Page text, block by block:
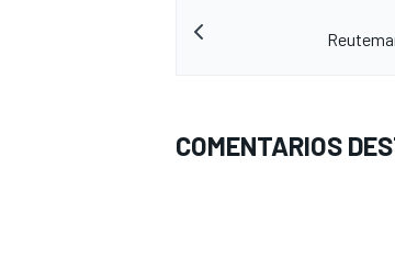
COMENTARIOS